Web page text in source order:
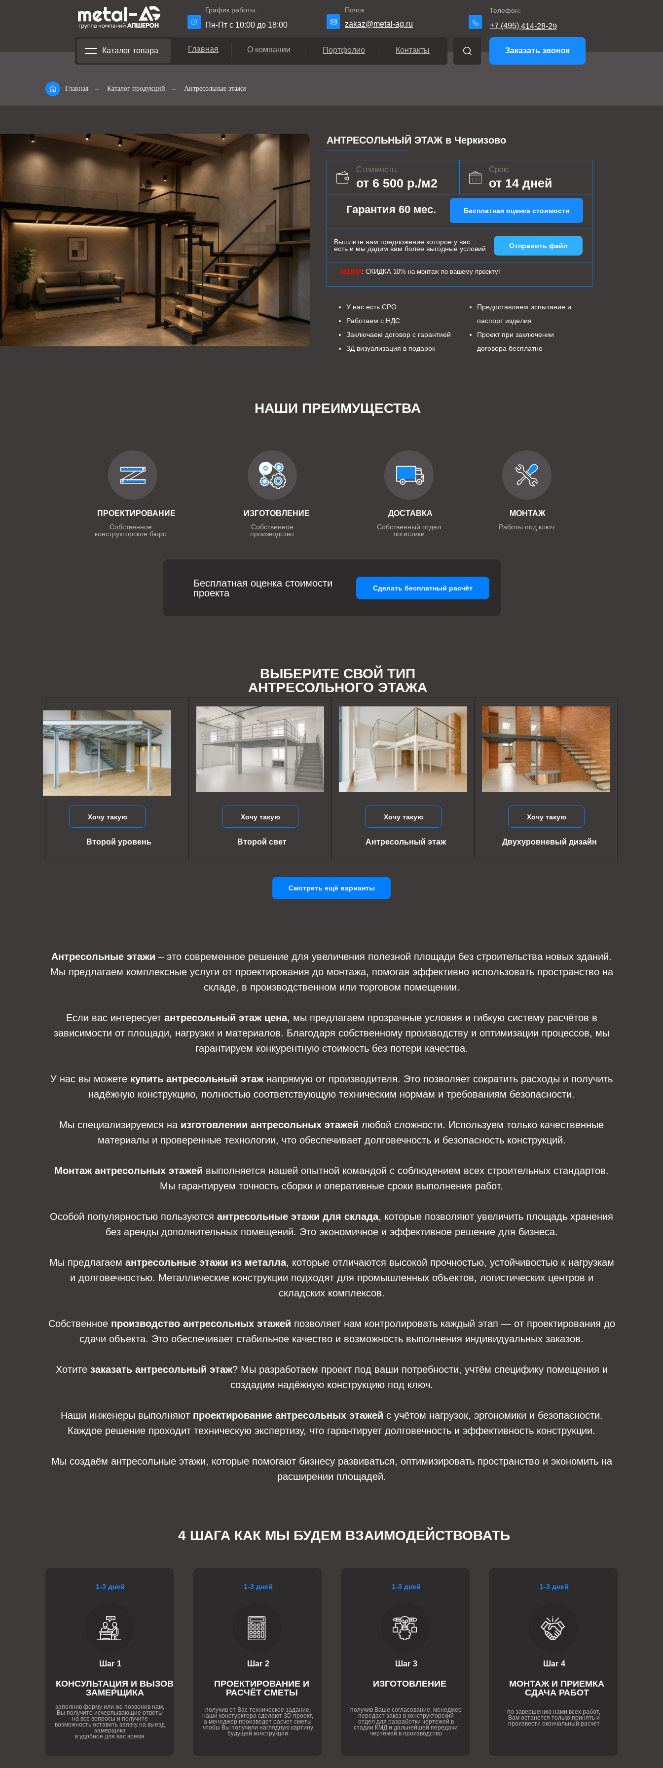
Телефон:
+7 (495) 414-28-29
Почта:
zakaz@metal-ag.ru
График работы:
Пн-Пт с 10:00 до 18:00
Каталог товара Контакты
Портфолио
О компании
Главная Заказать звонок
Главная → Каталог продукций → Антресольные этажи
АНТРЕСОЛЬНЫЙ ЭТАЖ в Черкизово
Срок:
от 14 дней
Стоимость:
от 6 500 р./м2
Гарантия 60 мес. Бесплатная оценка стоимости
Вышлите нам предложение которое у вас
есть и мы дадим вам более выгодные условий
АКЦИЯ : СКИДКА 10% на монтаж по вашему проекту!
Предоставляем испытание и
паспорт изделия
Проект при заключении
договора бесплатно
У нас есть СРО
Работаем с НДС
Заключаем договор с гарантией
3Д визуализация в подарок
Отправить файл
НАШИ ПРЕИМУЩЕСТВА
ПРОЕКТИРОВАНИЕ
Собственное
конструкторское бюро
ИЗГОТОВЛЕНИЕ
Собственное
производство
ДОСТАВКА
Собственный отдел
логистики
МОНТАЖ
Работы под ключ
Бесплатная оценка стоимости
проекта
Сделать бесплатный расчёт
ВЫБЕРИТЕ СВОЙ ТИП
АНТРЕСОЛЬНОГО ЭТАЖА
Хочу такую
Двухуровневый дизайн
Хочу такую
Антресольный этаж
Хочу такую
Второй свет
Хочу такую
Второй уровень
Смотреть ещё варианты
Антресольные этажи – это современное решение для увеличения полезной площади без строительства новых зданий.
Мы предлагаем комплексные услуги от проектирования до монтажа, помогая эффективно использовать пространство на
складе, в производственном или торговом помещении.
Если вас интересует антресольный этаж цена, мы предлагаем прозрачные условия и гибкую систему расчётов в
зависимости от площади, нагрузки и материалов. Благодаря собственному производству и оптимизации процессов, мы
гарантируем конкурентную стоимость без потери качества.
У нас вы можете купить антресольный этаж напрямую от производителя. Это позволяет сократить расходы и получить
надёжную конструкцию, полностью соответствующую техническим нормам и требованиям безопасности.
Мы специализируемся на изготовлении антресольных этажей любой сложности. Используем только качественные
материалы и проверенные технологии, что обеспечивает долговечность и безопасность конструкций.
Монтаж антресольных этажей выполняется нашей опытной командой с соблюдением всех строительных стандартов.
Мы гарантируем точность сборки и оперативные сроки выполнения работ.
Особой популярностью пользуются антресольные этажи для склада, которые позволяют увеличить площадь хранения
без аренды дополнительных помещений. Это экономичное и эффективное решение для бизнеса.
Мы предлагаем антресольные этажи из металла, которые отличаются высокой прочностью, устойчивостью к нагрузкам
и долговечностью. Металлические конструкции подходят для промышленных объектов, логистических центров и
складских комплексов.
Собственное производство антресольных этажей позволяет нам контролировать каждый этап — от проектирования до
сдачи объекта. Это обеспечивает стабильное качество и возможность выполнения индивидуальных заказов.
Хотите заказать антресольный этаж? Мы разработаем проект под ваши потребности, учтём специфику помещения и
создадим надёжную конструкцию под ключ.
Наши инженеры выполняют проектирование антресольных этажей с учётом нагрузок, эргономики и безопасности.
Каждое решение проходит техническую экспертизу, что гарантирует долговечность и эффективность конструкции.
Мы создаём антресольные этажи, которые помогают бизнесу развиваться, оптимизировать пространство и экономить на
расширении площадей.
4 ШАГА КАК МЫ БУДЕМ ВЗАИМОДЕЙСТВОВАТЬ
1-3 дней
Шаг 4
МОНТАЖ И ПРИЕМКА
СДАЧА РАБОТ
по завершению нами всех работ,
Вам останется только принять и
произвести окончальный расчет
1-3 дней
Шаг 3
ИЗГОТОВЛЕНИЕ
получив Ваше согласование, менеджер
передаст заказ в конструкторский
отдел для разработки чертежей в
стадии КМД и дальнейшей передачи
чертежей в производство
1-3 дней
Шаг 2
ПРОЕКТИРОВАНИЕ И
РАСЧЁТ СМЕТЫ
получив от Вас техническое задание,
наши констурктора сделают 3D проект,
а менеджер произведет расчет сметы
чтобы Вы получили наглядную картину
будущей конструкции
1-3 дней
Шаг 1
КОНСУЛЬТАЦИЯ И ВЫЗОВ
ЗАМЕРЩИКА
заполнив форму или же позвонив нам,
Вы получите исчерпывающие ответы
на все вопросы и получите
возможность оставить заявку на выезд
замерщика
в удобное для вас время